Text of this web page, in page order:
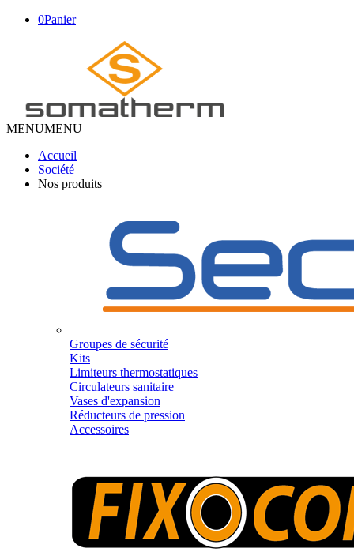
0Panier
MENUMENU
Accueil
Société
Nos produits
Groupes de sécurité
Kits
Limiteurs thermostatiques
Circulateurs sanitaire
Vases d'expansion
Réducteurs de pression
Accessoires